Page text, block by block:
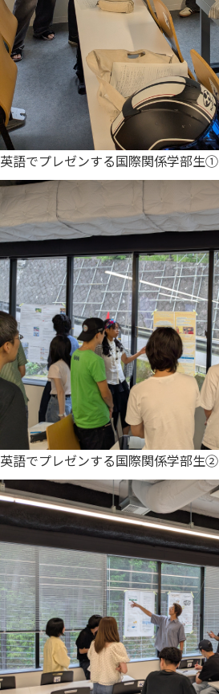
英語でプレゼンする国際関係学部生①
英語でプレゼンする国際関係学部生②